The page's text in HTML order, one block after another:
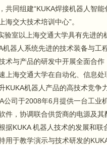
共同组建“KUKA焊接机器人智
海交大技术培训中心”。
验室以上海交通大学具有先进的
机器人系统先进的技术装备与工
术与产品的研发中开展全面合
上海交通大学在自动化、信息
KUKA机器人产品的高技术竞争
司于2008年6月提供一台工业
件，协调联合供货商的电源及
据KUKA 机器人技术的发展和
用于教学演示与技术研发的